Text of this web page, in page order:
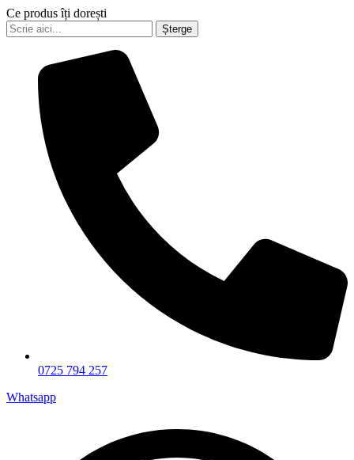
Ce produs îți dorești
Șterge
0725 794 257
Whatsapp